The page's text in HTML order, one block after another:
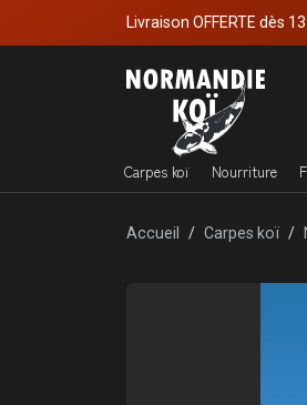
Livraison OFFERTE dès
Carpes koï Nourriture
Accueil Carpes koï